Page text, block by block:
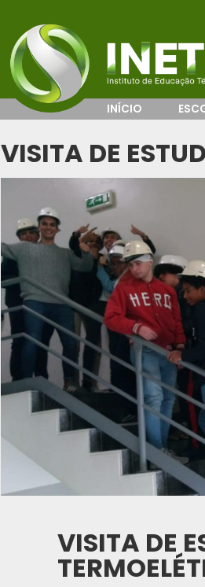
INÍCIO
VISITA DE
VISITA DE